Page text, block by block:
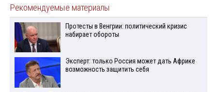
Рекомендуемые материалы
Протесты в Венгрии: политический кризис
набирает обороты
Эксперт: только Россия может дать Африке
возможность защитить себя